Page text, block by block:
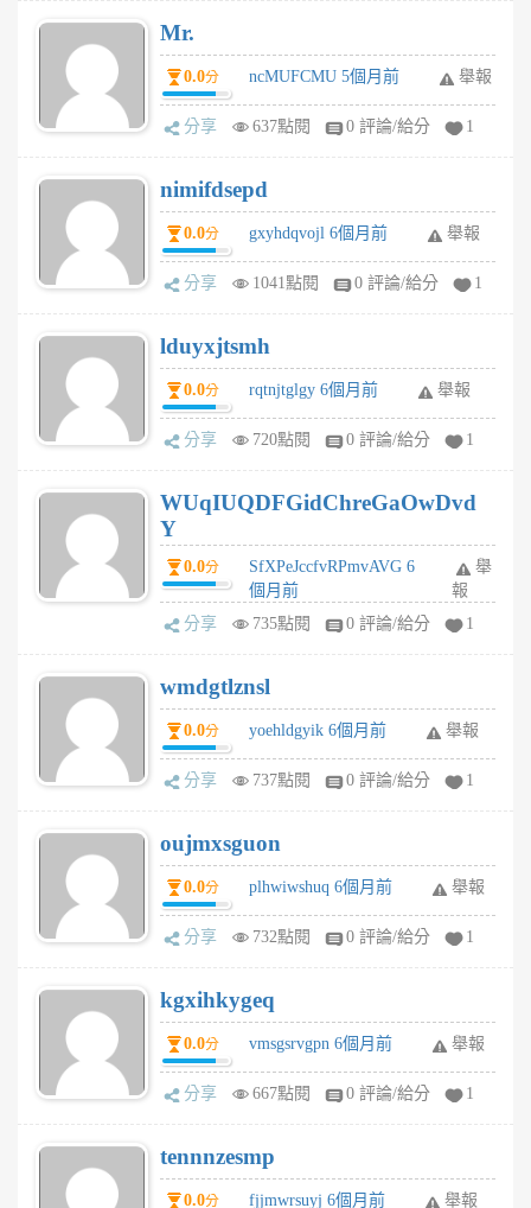
Mr.
0.0分 ncMUFCMU 5個月前 舉報
分享 637點閱 0 評論/給分 1
nimifdsepd
0.0分 gxyhdqvojl 6個月前 舉報
分享 1041點閱 0 評論/給分 1
lduyxjtsmh
0.0分 rqtnjtglgy 6個月前 舉報
分享 720點閱 0 評論/給分 1
WUqIUQDFGidChreGaOwDvd
Y
0.0分
SfXPeJccfvRPmvAVG 6
個月前
舉
報
分享
735點閱 0 評論/給分 1
wmdgtlznsl
0.0分 yoehldgyik 6個月前 舉報
分享 737點閱 0 評論/給分 1
oujmxsguon
0.0分 plhwiwshuq 6個月前 舉報
分享 732點閱 0 評論/給分 1
kgxihkygeq
0.0分 vmsgsrvgpn 6個月前 舉報
分享 667點閱 0 評論/給分 1
tennnzesmp
0.0分 fjjmwrsuyj 6個月前 舉報